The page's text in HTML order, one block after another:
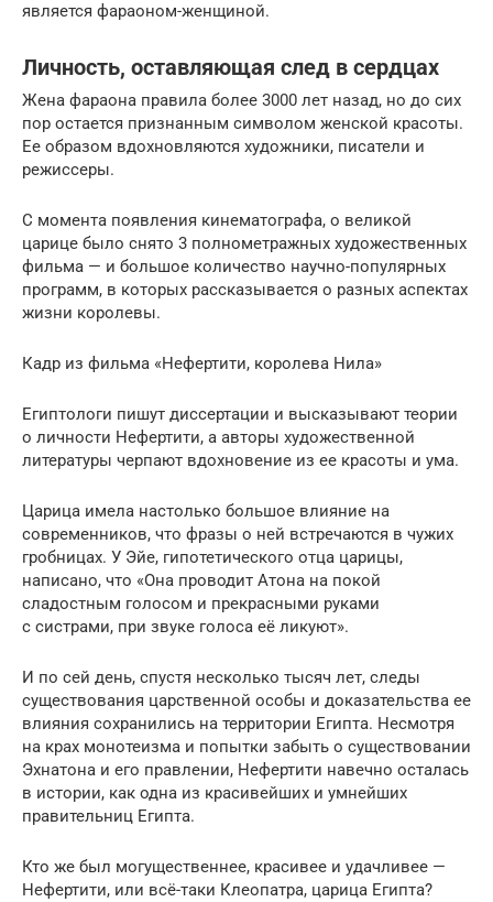
является фараоном-женщиной.
Личность, оставляющая след в сердцах
Жена фараона правила более 3000 лет назад, но до сих
пор остается признанным символом женской красоты.
Ее образом вдохновляются художники, писатели и
режиссеры.
С момента появления кинематографа, о великой
царице было снято 3 полнометражных художественных
фильма — и большое количество научно-популярных
программ, в которых рассказывается о разных аспектах
жизни королевы.
Кадр из фильма «Нефертити, королева Нила»
Египтологи пишут диссертации и высказывают теории
о личности Нефертити, а авторы художественной
литературы черпают вдохновение из ее красоты и ума.
Царица имела настолько большое влияние на
современников, что фразы о ней встречаются в чужих
гробницах. У Эйе, гипотетического отца царицы,
написано, что «Она проводит Атона на покой
сладостным голосом и прекрасными руками
с систрами, при звуке голоса её ликуют».
И по сей день, спустя несколько тысяч лет, следы
существования царственной особы и доказательства ее
влияния сохранились на территории Египта. Несмотря
на крах монотеизма и попытки забыть о существовании
Эхнатона и его правлении, Нефертити навечно осталась
в истории, как одна из красивейших и умнейших
правительниц Египта.
Кто же был могущественнее, красивее и удачливее —
Нефертити, или всё-таки Клеопатра, царица Египта?